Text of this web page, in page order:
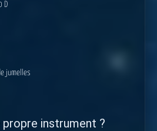
D
jumelles
instrument ?